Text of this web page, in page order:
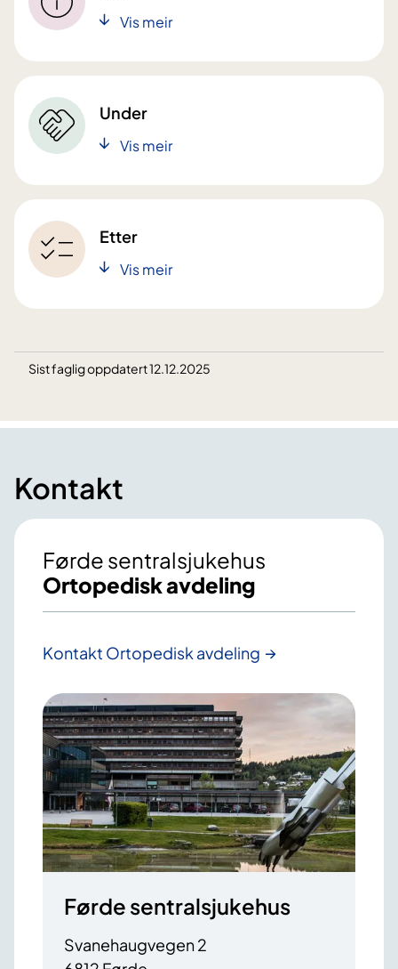
Vis meir
Under
Vis meir
Etter
Vis meir
Sist faglig oppdatert 12.12.2025
Kontakt
Førde sentralsjukehus
Ortopedisk avdeling
Kontakt Ortopedisk avdeling
Førde sentralsjukehus
Svanehaugvegen 2